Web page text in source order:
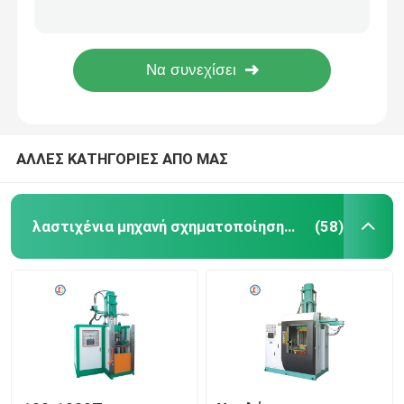
λαστιχένια μηχανή σχηματοποίησης εγχύσεων
Κενή φορμάροντας μηχανή συμπίεσης
Μηχανή χύτευσης με έγχυση καουτσούκ
Μηχανή σχηματοποίησης εγχύσεων σιλικόνης
ΑΛΛΕΣ ΚΑΤΗΓΟΡΙΕΣ ΑΠΟ ΜΑΣ
λαστιχένια μηχανή σχηματοποίησης εγχύσεων σιλικόνης (58)